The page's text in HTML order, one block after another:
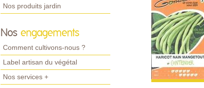
Nos produits jardin
Nos engagements
Comment cultivons-nous ?
Label artisan du végétal
Nos services +